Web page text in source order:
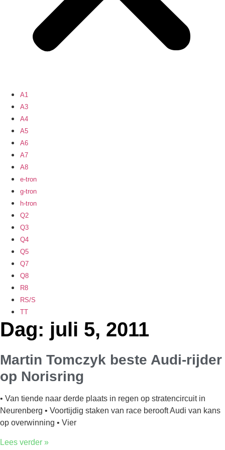
A1
A3
A4
A5
A6
A7
A8
e-tron
g-tron
h-tron
Q2
Q3
Q4
Q5
Q7
Q8
R8
RS/S
TT
Dag: juli 5, 2011
Martin Tomczyk beste Audi-rijder
op Norisring
• Van tiende naar derde plaats in regen op stratencircuit in
Neurenberg • Voortijdig staken van race berooft Audi van kans
op overwinning • Vier
Lees verder »